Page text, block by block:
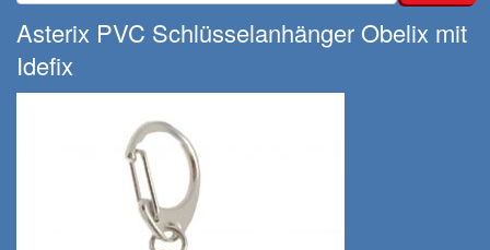
Asterix PVC Schlüsselanhänger Obelix mit
Idefix